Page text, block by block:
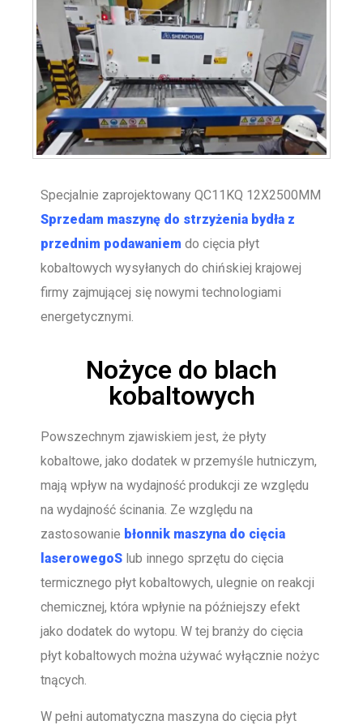
Specjalnie zaprojektowany QC11KQ 12X2500MM
Sprzedam maszynę do strzyżenia bydła z
przednim podawaniem do cięcia płyt
kobaltowych wysyłanych do chińskiej krajowej
firmy zajmującej się nowymi technologiami
energetycznymi.
Nożyce do blach
kobaltowych
Powszechnym zjawiskiem jest, że płyty
kobaltowe, jako dodatek w przemyśle hutniczym,
mają wpływ na wydajność produkcji ze względu
na wydajność ścinania. Ze względu na
zastosowanie błonnik maszyna do cięcia
laserowegoS lub innego sprzętu do cięcia
termicznego płyt kobaltowych, ulegnie on reakcji
chemicznej, która wpłynie na późniejszy efekt
jako dodatek do wytopu. W tej branży do cięcia
płyt kobaltowych można używać wyłącznie nożyc
tnących.
W pełni automatyczna maszyna do cięcia płyt